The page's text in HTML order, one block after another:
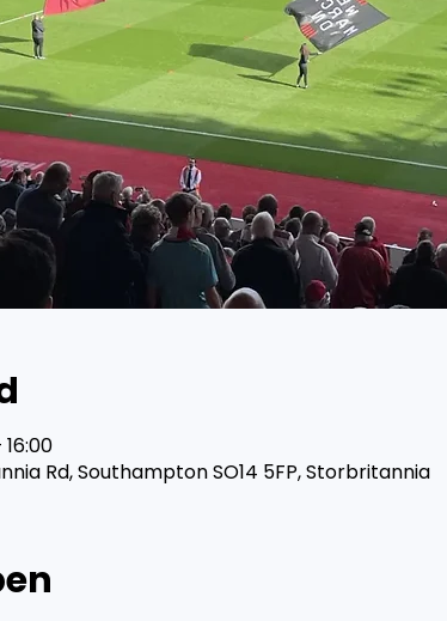
Rd, Southampton SO14 5FP, Storbritannia